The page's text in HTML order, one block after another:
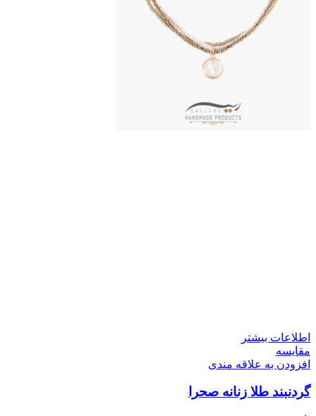
اطلاعات بیشتر
مقایسه
افزودن به علاقه مندی
گردنبند طلا زنانه صحرا